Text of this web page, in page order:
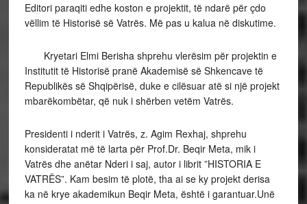
Editori paraqiti edhe koston e projektit, të ndarë për çdo
vëllim të Historisë së Vatrës. Më pas u kalua në diskutime.
Kryetari Elmi Berisha shprehu vlerësim për projektin e
Institutit të Historisë pranë Akademisë së Shkencave të
Republikës së Shqipërisë, duke e cilësuar atë si një projekt
mbarëkombëtar, që nuk i shërben vetëm Vatrës.
Presidenti i nderit i Vatrës, z. Agim Rexhaj, shprehu
konsideratat më të larta për Prof.Dr. Beqir Meta, mik i
Vatrës dhe anëtar Nderi i saj, autor i librit ”HISTORIA E
VATRËS”. Kam besim të plotë, tha ai se ky projekt derisa
ka në krye akademikun Beqir Meta, është i garantuar.Unë